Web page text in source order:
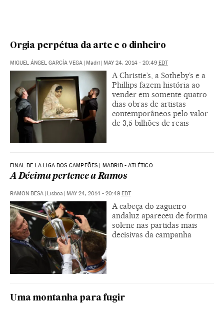
Orgia perpétua da arte e o dinheiro
MIGUEL ÁNGEL GARCÍA VEGA Madri MAY 24, 2014 - 20:49 EDT
A Christie’s, a Sotheby’s e a
Phillips fazem história ao
vender em somente quatro
dias obras de artistas
contemporâneos pelo valor
de 3,5 bilhões de reais
FINAL DE LA LIGA DOS CAMPEÕES | MADRID - ATLÉTICO
A Décima pertence a Ramos
RAMON BESA Lisboa MAY 24, 2014 - 20:49 EDT
A cabeça do zagueiro
andaluz apareceu de forma
solene nas partidas mais
decisivas da campanha
Uma montanha para fugir